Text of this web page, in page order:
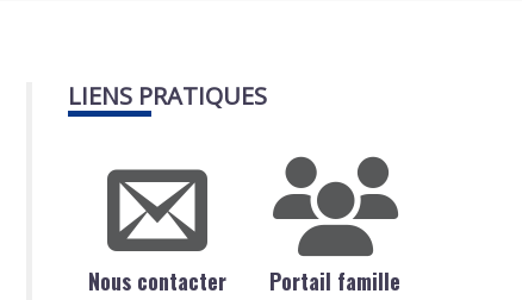
LIENS PRATIQUES
Nous contacter Portail famille